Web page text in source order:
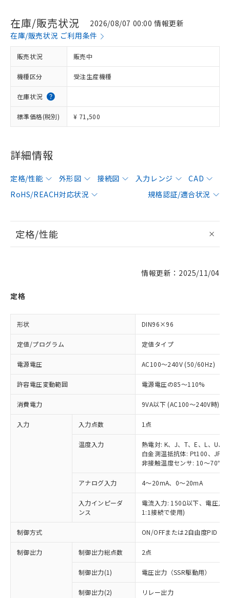
在庫/販売状況
2026/08/07 00:00 情報更新
在庫/販売状況 ご利用条件
販売状況 販売中
機種区分 受注生産機種
在庫状況
標準価格(税別) ¥ 71,500
詳細情報
定格/性能 外形図 接続図 入力レンジ
CAD
RoHS/REACH対応状況
規格認証/適合状況
定格/性能
情報更新：2025/11/04
定格
形状 DIN96×96
定値/プログラム 定値タイプ
電源電圧 AC100～240V (50/60Hz)
許容電圧変動範囲 電源電圧の85～110%
消費電力 9VA以下 (AC100～240V時)
入力 入力点数 1点
温度入力
熱電対: K、J、T、E、L、U、
白金測温抵抗体: Pt100、
非接触温度センサ: 10～
アナログ入力 4～20mA、0～20mA
入力インピーダ
ンス
電流入力: 150Ω以下、電圧入
1:1接続で使用)
制御方式 ON/OFFまたは2自由度PID（
制御出力 制御出力総点数 2点
制御出力(1) 電圧出力（SSR駆動用）
制御出力(2) リレー出力